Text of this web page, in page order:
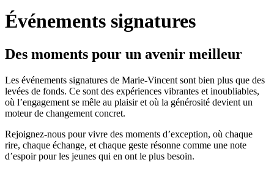
Événements signatures
Des moments pour un avenir meilleur
Les événements signatures de Marie-Vincent sont bien plus que des
levées de fonds. Ce sont des expériences vibrantes et inoubliables,
où l’engagement se mêle au plaisir et où la générosité devient un
moteur de changement concret.
Rejoignez-nous pour vivre des moments d’exception, où chaque
rire, chaque échange, et chaque geste résonne comme une note
d’espoir pour les jeunes qui en ont le plus besoin.